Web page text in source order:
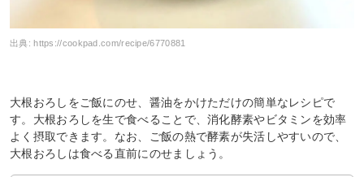
出典:https://cookpad.com/recipe/6770881
大根おろしをご飯にのせ、醤油をかけただけの簡単なレシピで
す。大根おろしを生で食べることで、消化酵素やビタミンを効率
よく摂取できます。なお、ご飯の熱で酵素が失活しやすいので、
大根おろしは食べる直前にのせましょう。